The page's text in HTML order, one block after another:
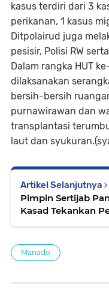
kasus terdiri dari 3
perikanan, 1 kasus
Ditpolairud juga
pesisir, Polisi RW
Dalam rangka HUT
dilaksanakan
bersih-bersih
purnawirawan dan
transplantasi
laut dan
Artikel Selanjutnya
Pimpin Sertijab
Kasad Tekankan
Manado